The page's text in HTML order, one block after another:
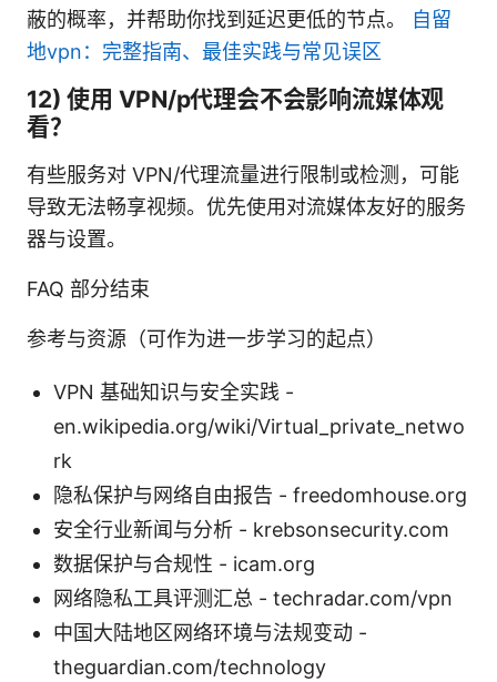
蔽的概率，并帮助你找到延迟更低的节点。
自留
地vpn：完整指南、最佳实践与常见误区
12) 使用 VPN/p代理会不会影响流媒体观
看？
有些服务对 VPN/代理流量进行限制或检测，可能
导致无法畅享视频。优先使用对流媒体友好的服务
器与设置。
FAQ 部分结束
参考与资源（可作为进一步学习的起点）
VPN 基础知识与安全实践 -
en.wikipedia.org/wiki/Virtual_private_netwo
rk
隐私保护与网络自由报告 - freedomhouse.org
安全行业新闻与分析 - krebsonsecurity.com
数据保护与合规性 - icam.org
网络隐私工具评测汇总 - techradar.com/vpn
中国大陆地区网络环境与法规变动 -
theguardian.com/technology